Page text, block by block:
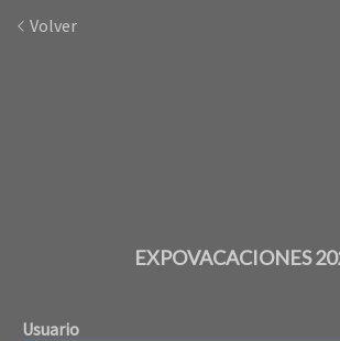
Volver
EXPOVACACIONES
Usuario